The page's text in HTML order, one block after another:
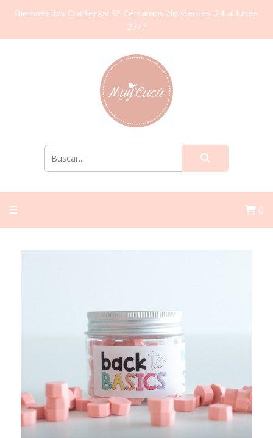
Bienvenidxs Crafterxs! 🩷 Cerramos de viernes 24 al lunes
27/7
0